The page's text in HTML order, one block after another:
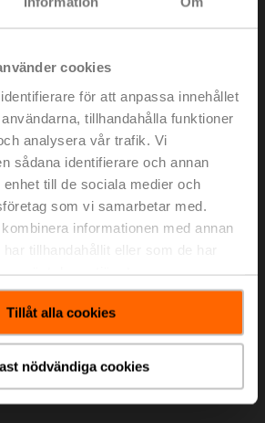
cookies
för att anpassa innehållet
tillhandahålla funktioner
analysera vår trafik. Vi
sådana identifierare och annan
till de sociala medier och
som vi samarbetar med.
informationen med annan
Tillåt alla cookies
nödvändiga cookies
A
147,00 €
kundvagn